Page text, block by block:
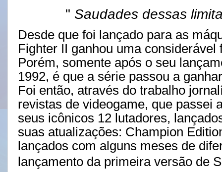
" Saudades dessas
Desde que foi lançado para as
Fighter II ganhou uma
Porém, somente após o seu
1992, é que a série passou a
Foi então, através do trabalho
revistas de videogame, que passei
seus icônicos 12 lutadores,
suas atualizações: Champion
lançados com alguns meses de
lançamento da primeira versão de